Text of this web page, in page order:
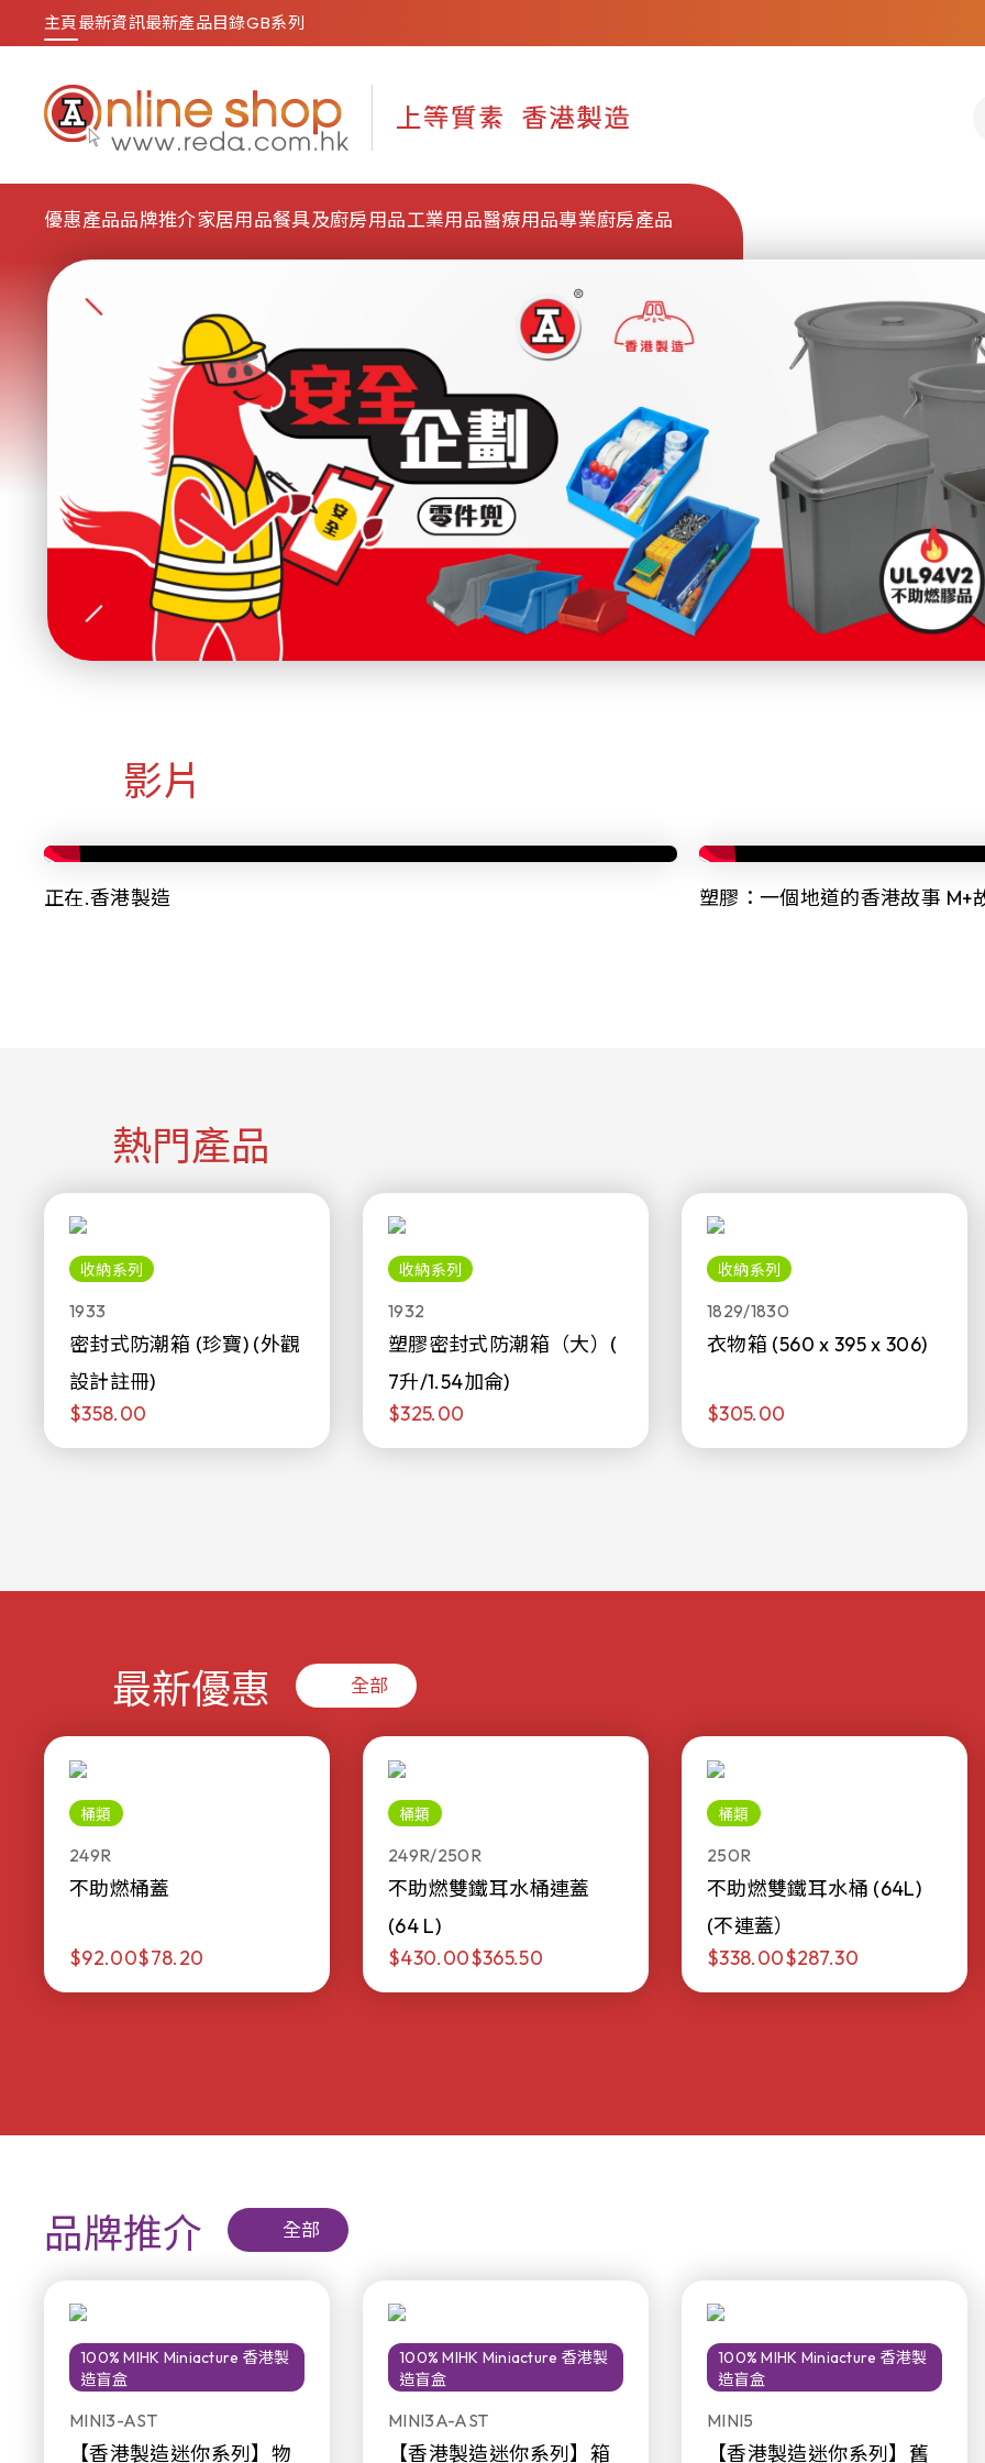
主頁最新資訊最新產品目錄GB系列
優惠產品品牌推介家居用品餐具及廚房用品工業用品醫療用品專業廚房產品
影片
正在.香港製造 塑膠：一個地道的香港故事 M+
熱門產品
收納系列
1933
密封式防潮箱 (珍寶) (外觀
設計註冊)
$358.00
收納系列
1932
塑膠密封式防潮箱（大）(
7升/1.54加侖)
$325.00
收納系列
1829/1830
衣物箱 (560 x 395 x 306)
$305.00
最新優惠 全部
桶類
249R
不助燃桶蓋
$92.00$78.20
桶類
249R/250R
不助燃雙鐵耳水桶連蓋
(64 L)
$430.00$365.50
桶類
250R
不助燃雙鐵耳水桶 (64L)
(不連蓋）
$338.00$287.30
品牌推介 全部
100% MIHK Miniacture 香港製
造盲盒
MINI3-AST
【香港製造迷你系列】物
100% MIHK Miniacture 香港製
造盲盒
MINI3A-AST
【香港製造迷你系列】箱
100% MIHK Miniacture 香港製
造盲盒
MINI5
【香港製造迷你系列】舊